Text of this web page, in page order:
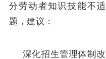
分劳动者知识技能不
题，建议：
深化招生管理体制